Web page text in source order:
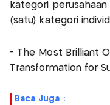
kategori perusahaan
(satu) kategori
- The Most Brilliant
Transformation for
Baca Juga :